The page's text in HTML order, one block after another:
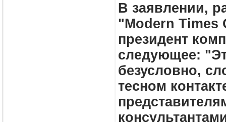
В заявлении,
"Modern Times
президент
следующее:
безусловно,
тесном